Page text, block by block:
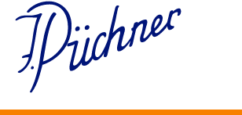
Direkt
zum
Inhalt